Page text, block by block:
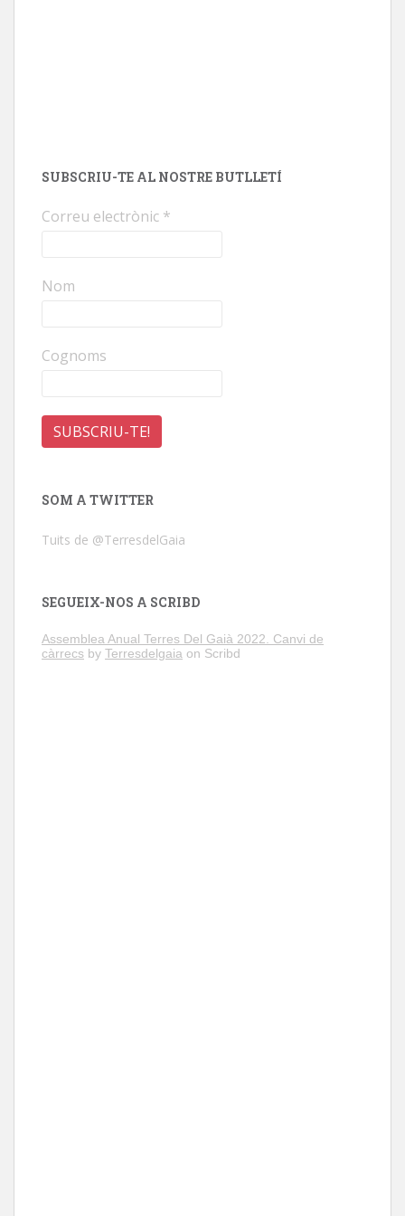
SUBSCRIU-TE AL NOSTRE BUTLLETÍ
Correu electrònic *
Nom
Cognoms
SOM A TWITTER
Tuits de @TerresdelGaia
SEGUEIX-NOS A SCRIBD
Assemblea Anual Terres Del Gaià 2022. Canvi de
càrrecs by Terresdelgaia on Scribd